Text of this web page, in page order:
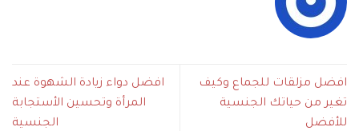
افضل مزلقات للجماع وكيف
تغير من حياتك الجنسية
للأفضل
افضل دواء زيادة الشهوة عند
المرأة وتحسين الأستجابة
الجنسية